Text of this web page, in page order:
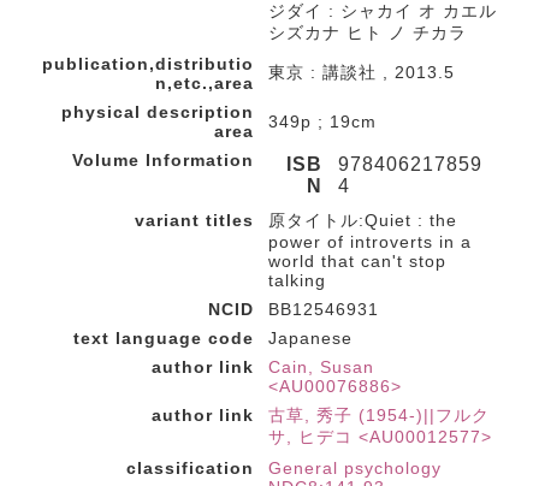
ジダイ : シャカイ オ カエル
シズカナ ヒト ノ チカラ
publication,distributio
n,etc.,area
東京 : 講談社 , 2013.5
physical description
area
349p ; 19cm
Volume Information
ISB
N
978406217859
4
variant titles
原タイトル:Quiet : the
power of introverts in a
world that can't stop
talking
NCID
BB12546931
text language code
Japanese
author link
Cain, Susan
<AU00076886>
author link
古草, 秀子 (1954-)||フルク
サ, ヒデコ <AU00012577>
classification
General psychology